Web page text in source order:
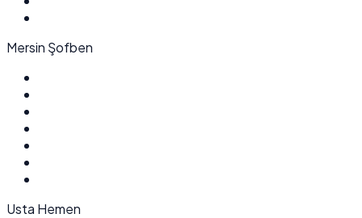
Mersin Şofben
Usta Hemen